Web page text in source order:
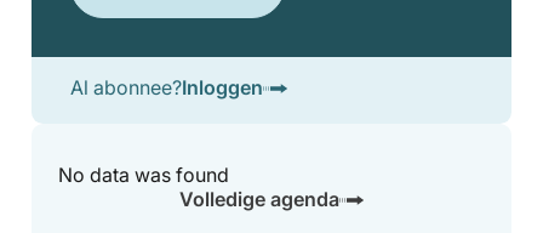
Al abonnee?Inloggen
No data was found
Volledige agenda